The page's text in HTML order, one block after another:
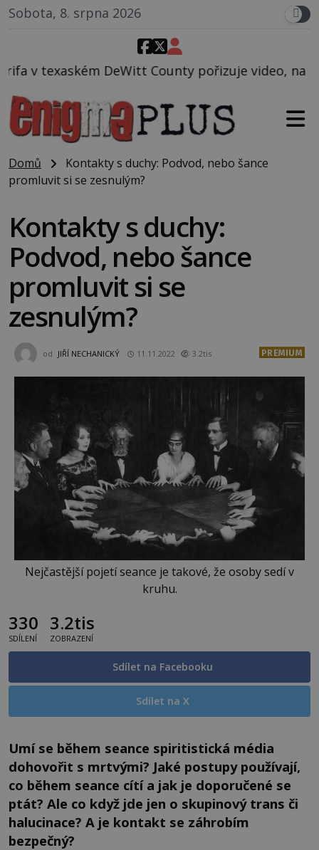
Sobota, 8. srpna 2026
County pořizuje video, na kterém před jeho
Domů
Kontakty s duchy: Podvod, nebo šance
promluvit si se zesnulým?
Kontakty s duchy:
Podvod, nebo šance
promluvit si se
zesnulým?
od JIŘÍ NECHANICKÝ 11.11.2022 3.2tis PREMIUM
Nejčastější pojetí seance je takové, že osoby sedí v
kruhu.
330
SDÍLENÍ
3.2tis
ZOBRAZENÍ
Sdílet na Facebooku
Sdílet na X
Umí se během seance spiritistická média
dohovořit s mrtvými? Jaké postupy používají,
co během seance cítí a jak je doporučené se
ptát? Ale co když jde jen o skupinový trans či
halucinace? A je kontakt se záhrobím
bezpečný?